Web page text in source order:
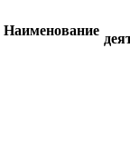
Наименование